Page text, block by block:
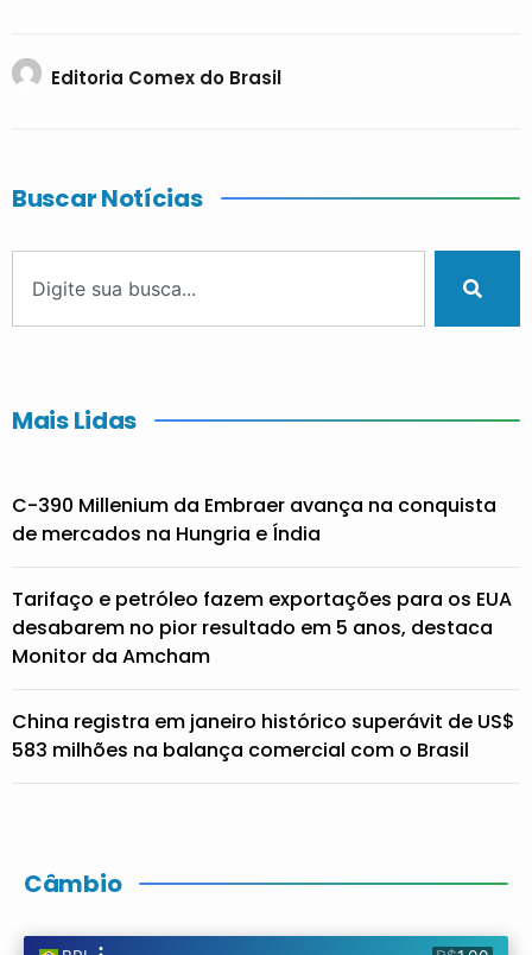
Editoria Comex do Brasil
Buscar Notícias
Mais Lidas
C-390 Millenium da Embraer avança na conquista
de mercados na Hungria e Índia
Tarifaço e petróleo fazem exportações para os EUA
desabarem no pior resultado em 5 anos, destaca
Monitor da Amcham
China registra em janeiro histórico superávit de US$
583 milhões na balança comercial com o Brasil
Câmbio